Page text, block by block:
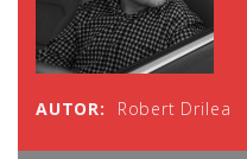
AUTOR: Robert Drilea